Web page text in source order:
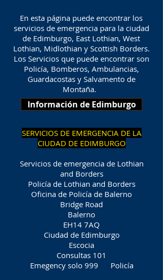
En esta página puede encontrar los
servicios de emergencia para la ciudad
de Edimburgo, East Lothian, West
Lothian, Midlothian y Scottish Borders.
Los Servicios que puede encontrar son
Policía, Bomberos, Ambulancias,
Guardacostas y Salvamento de
Montaña.
Información de Edimburgo
SERVICIOS DE EMERGENCIA DE LA
CIUDAD DE EDIMBURGO
Servicios de emergencia de Lothian
and Borders
Policía de Lothian and Borders
Oficina de Policía de Balerno
Bridge Road
Balerno
EH14 7AQ
Ciudad de Edimburgo
Escocia
Consultas 101
Emegency solo 999
Policía